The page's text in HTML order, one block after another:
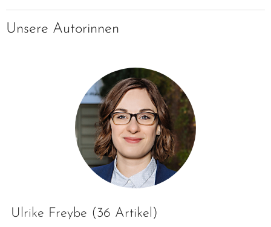
Unsere Autorinnen
Ulrike Freybe (36 Artikel)